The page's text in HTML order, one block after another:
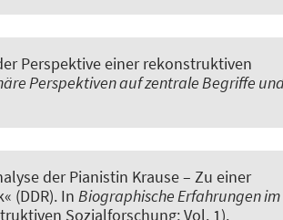
Perspektive einer rekonstruktiven
Perspektiven auf zentrale Begriffe
der Pianistin Krause – Zu einer
(DDR). In Biographische Erfahrungen im
Sozialforschung; Vol. 1).